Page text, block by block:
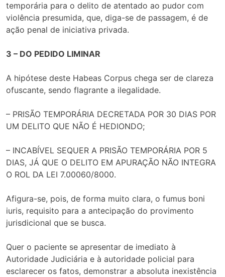
temporária para o delito de atentado ao pudor com
violência presumida, que, diga-se de passagem, é de
ação penal de iniciativa privada.
3 – DO PEDIDO LIMINAR
A hipótese deste Habeas Corpus chega ser de clareza
ofuscante, sendo flagrante a ilegalidade.
– PRISÃO TEMPORÁRIA DECRETADA POR 30 DIAS POR
UM DELITO QUE NÃO É HEDIONDO;
– INCABÍVEL SEQUER A PRISÃO TEMPORÁRIA POR 5
DIAS, JÁ QUE O DELITO EM APURAÇÃO NÃO INTEGRA
O ROL DA LEI 7.00060/8000.
Afigura-se, pois, de forma muito clara, o fumus boni
iuris, requisito para a antecipação do provimento
jurisdicional que se busca.
Quer o paciente se apresentar de imediato à
Autoridade Judiciária e à autoridade policial para
esclarecer os fatos, demonstrar a absoluta inexistência